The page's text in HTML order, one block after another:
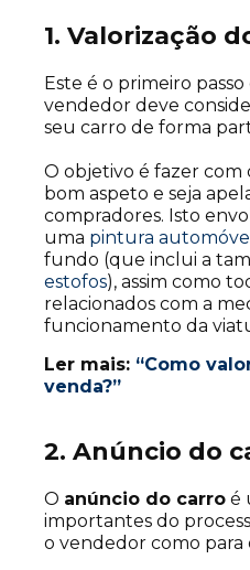
1. Valorização
Este é o primeiro
vendedor deve
seu carro de forma
O objetivo é fazer
bom aspeto e seja
compradores. Isto
uma pintura automóvel
fundo (que inclui a
estofos), assim como
relacionados com a
funcionamento da
Ler mais: “Como
venda?”
2. Anúncio do
O anúncio do carro é
importantes do
o vendedor como para